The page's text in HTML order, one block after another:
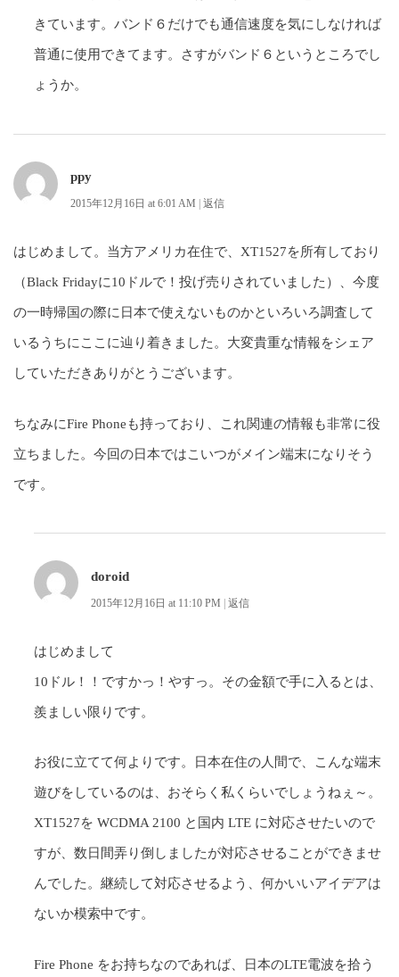
きています。バンド６だけでも通信速度を気にしなければ
普通に使用できてます。さすがバンド６というところでし
ょうか。
ppy
2015年12月16日 at 6:01 AM 返信
はじめまして。当方アメリカ在住で、XT1527を所有しており
（Black Fridayに10ドルで！投げ売りされていました）、今度
の一時帰国の際に日本で使えないものかといろいろ調査して
いるうちにここに辿り着きました。大変貴重な情報をシェア
していただきありがとうございます。
ちなみにFire Phoneも持っており、これ関連の情報も非常に役
立ちました。今回の日本ではこいつがメイン端末になりそう
です。
doroid
2015年12月16日 at 11:10 PM | 返信
はじめまして
10ドル！！ですかっ！やすっ。その金額で手に入るとは、
羨ましい限りです。
お役に立てて何よりです。日本在住の人間で、こんな端末
遊びをしているのは、おそらく私くらいでしょうねぇ～。
XT1527を WCDMA 2100 と国内 LTE に対応させたいので
すが、数日間弄り倒しましたが対応させることができませ
んでした。継続して対応させるよう、何かいいアイデアは
ないか模索中です。
Fire Phone をお持ちなのであれば、日本のLTE電波を拾う